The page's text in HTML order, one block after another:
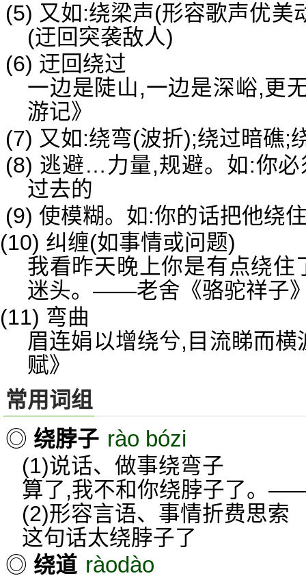
(5) 又如:绕梁声(形容歌声优美
(迂回突袭敌人)
(6) 迂回绕过
一边是陡山,一边是深峪,
游记》
(7) 又如:绕弯(波折);绕过暗礁;
(8) 逃避…力量,规避。如:你
过去的
(9) 使模糊。如:你的话把他绕
(10) 纠缠(如事情或问题)
我看昨天晚上你是有点绕
迷头。——老舍《骆驼祥子
(11) 弯曲
眉连娟以增绕兮,目流睇而
赋》
常用词组
◎ 绕脖子 rào bózi
(1)说话、做事绕弯子
算了,我不和你绕脖子了。
(2)形容言语、事情折费思索
这句话太绕脖子了
◎ 绕道 ràodào